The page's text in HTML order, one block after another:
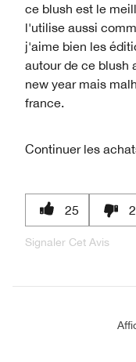
ce blush est le
l'utilise aussi
j'aime bien les
autour de ce blush
new year mais
france.
Continuer les
25 2
Signaler Cet Avis